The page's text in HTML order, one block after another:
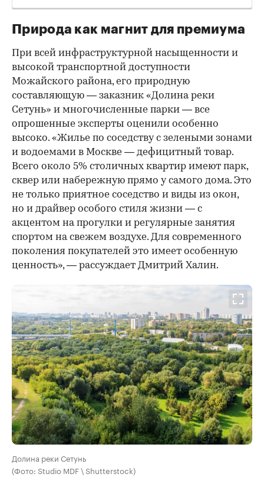
Природа как магнит для премиума
При всей инфраструктурной насыщенности и
высокой транспортной доступности
Можайского района, его природную
составляющую — заказник «Долина реки
Сетунь» и многочисленные парки — все
опрошенные эксперты оценили особенно
высоко. «Жилье по соседству с зелеными зонами
и водоемами в Москве — дефицитный товар.
Всего около 5% столичных квартир имеют парк,
сквер или набережную прямо у самого дома. Это
не только приятное соседство и виды из окон,
но и драйвер особого стиля жизни — с
акцентом на прогулки и регулярные занятия
спортом на свежем воздухе. Для современного
поколения покупателей это имеет особенную
ценность», — рассуждает Дмитрий Халин.
Долина реки Сетунь
(Фото: Studio MDF \ Shutterstock)